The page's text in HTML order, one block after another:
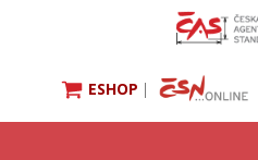
ESHOP |